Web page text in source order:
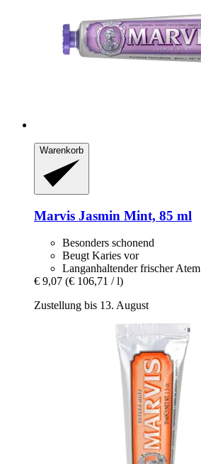
Warenkorb
Marvis Jasmin Mint, 85 ml
Besonders schonend
Beugt Karies vor
Langanhaltender frischer Atem
€ 9,07 (€ 106,71 / l)
Zustellung bis 13. August